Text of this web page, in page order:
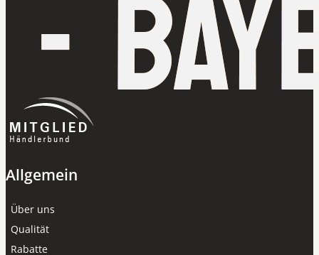
Allgemein
Über uns
Qualität
Rabatte